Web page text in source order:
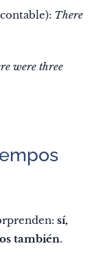
There
were three
sí,
también.